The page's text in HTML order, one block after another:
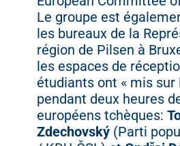
Le groupe est
les bureaux de la
région de Pilsen à
les espaces de
étudiants ont « mis sur
pendant deux heures
européens tchèques:
Zdechovský(Parti